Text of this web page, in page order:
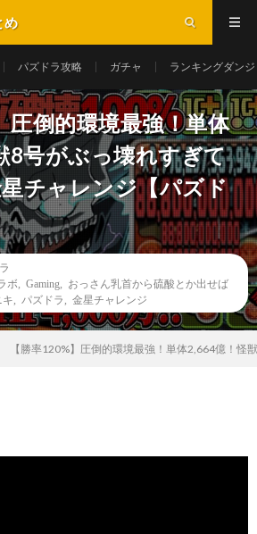
め
パズドラ攻略 ガチャ ランキングダン
圧倒的環境最強！単体
8号がぶっ壊れすぎて
チャレンジ【パズド
ボ Gaming
おっさん乳首から硫酸とか出せば
キ パズドラ 金星チャレンジ
【勝率120%】圧倒的環境最強！単体2,664億！